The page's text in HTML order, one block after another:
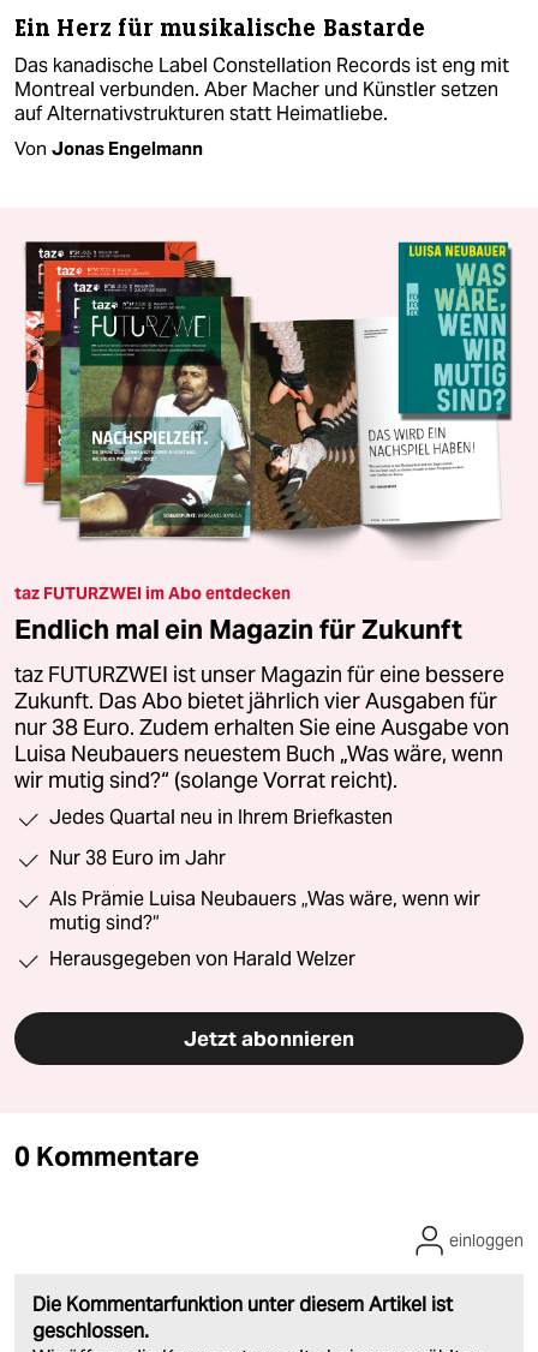
Ein Herz für musikalische Bastarde
Das kanadische Label Constellation Records ist eng mit
Montreal verbunden. Aber Macher und Künstler setzen
auf Alternativstrukturen statt Heimatliebe.
Von Jonas Engelmann
taz FUTURZWEI im Abo entdecken
Endlich mal ein Magazin für Zukunft
taz FUTURZWEI ist unser Magazin für eine bessere
Zukunft. Das Abo bietet jährlich vier Ausgaben für
nur 38 Euro. Zudem erhalten Sie eine Ausgabe von
Luisa Neubauers neuestem Buch „Was wäre, wenn
wir mutig sind?“ (solange Vorrat reicht).
Jedes Quartal neu in Ihrem Briefkasten
Nur 38 Euro im Jahr
Als Prämie Luisa Neubauers „Was wäre, wenn wir
mutig sind?“
Herausgegeben von Harald Welzer
Jetzt abonnieren
0 Kommentare
Die Kommentarfunktion unter diesem Artikel ist
geschlossen.
einloggen